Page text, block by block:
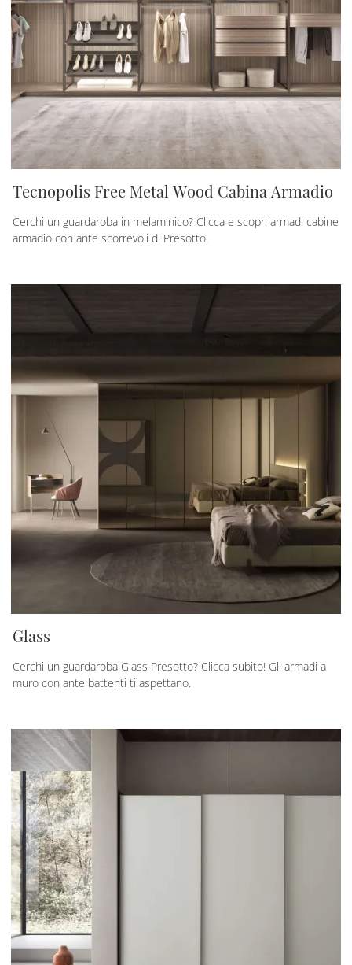
Tecnopolis Free Metal Wood Cabina Armadio
Cerchi un guardaroba in melaminico? Clicca e scopri armadi cabine
armadio con ante scorrevoli di Presotto.
Glass
Cerchi un guardaroba Glass Presotto? Clicca subito! Gli armadi a
muro con ante battenti ti aspettano.